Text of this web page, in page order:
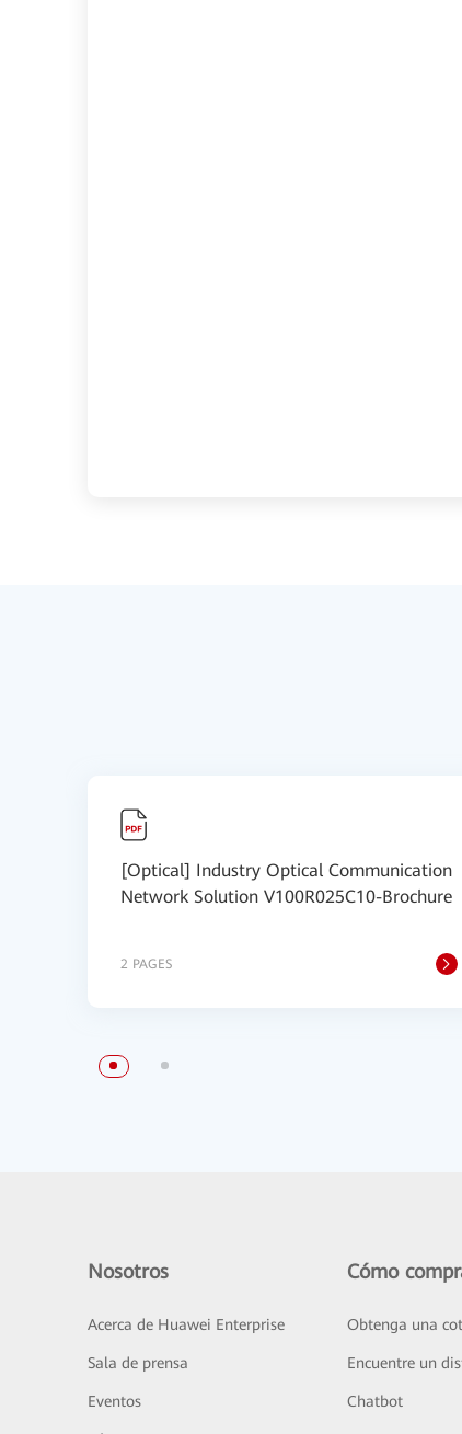
[Optical] Industry Optical Communication
Network Solution V100R025C10-Brochure
2 PAGES
Nosotros
Acerca de Huawei Enterprise
Sala de prensa
Eventos
Cómo
Obtenga una
Encuentre un
Chatbot